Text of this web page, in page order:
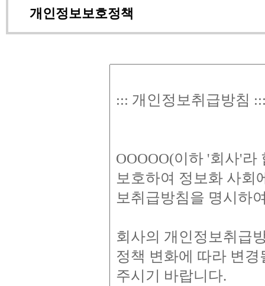
개인정보보호정책